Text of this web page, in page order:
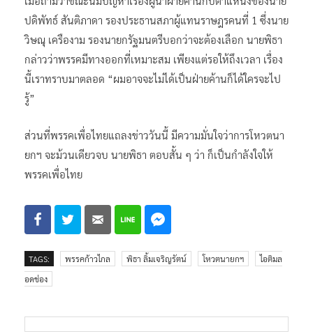
ปดิพัทธ์ สันติภาดา รองประธานสภาผู้แทนราษฎรคนที่ 1 ซึ่งนาย
วิษณุ เครืองาม รองนายกรัฐมนตรีบอกว่าจะต้องเลือก นายพิธา
กล่าวว่าพรรคมีทางออกที่เหมาะสม เพียงแต่รอให้ถึงเวลา เรื่อง
นี้เราทราบมาตลอด “ผมอาจจะไม่ได้เป็นฝ่ายค้านก็ได้ใครจะไป
รู้”
ส่วนที่พรรคเพื่อไทยแถลงข่าววันนี้ มีความมั่นใจว่าการโหวตนา
ยกฯ จะม้วนเดียวจบ นายพิธา ตอบสั้น ๆ ว่า ก็เป็นกำลังใจให้
พรรคเพื่อไทย
TAGS: พรรคก้าวไกล พิธา ลิ้มเจริญรัตน์ โหวตนายกฯ
ไอติมล
อดช่อง